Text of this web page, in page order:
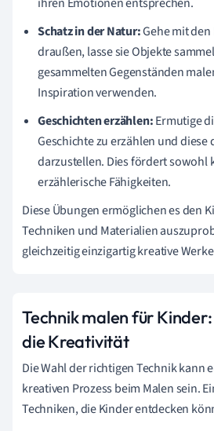
Schatz in der Natur:Gehe mit
draußen, lasse sie Objekte
gesammelten Gegenständen
Inspiration verwenden.
Geschichten erzählen:Ermutige
Geschichte zu erzählen und diese
darzustellen. Dies fördert sowohl
erzählerische Fähigkeiten.
Diese Übungen ermöglichen es den
Techniken und Materialien
gleichzeitig einzigartig kreative
Technik malen für
die Kreativität
Die Wahl der richtigen Technik kann
kreativen Prozess beim Malen sein.
Techniken, die Kinder entdecken